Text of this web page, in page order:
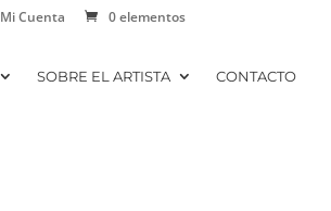
Mi Cuenta 0 elementos
SOBRE EL ARTISTA CONTACTO